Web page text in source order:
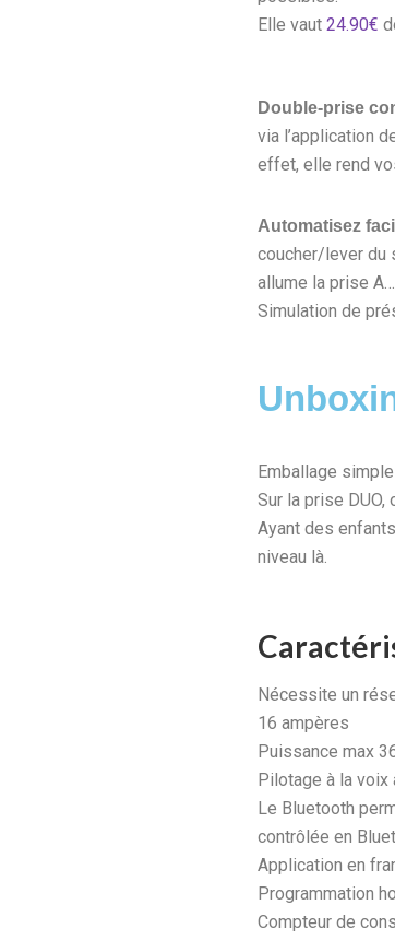
Elle vaut 24.90€
Double-prise
via l’application
effet, elle rend
Automatisez
coucher/lever du
allume la prise A…
Simulation de
Emballage
Sur la prise DUO,
Ayant des
niveau là.
Nécessite un
16 ampères
Puissance max
Pilotage à la voix
Le Bluetooth
contrôlée en
Application en
Programmation
Compteur de